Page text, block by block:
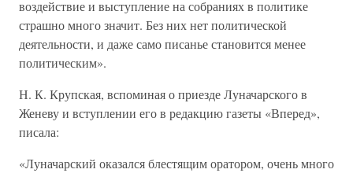
воздействие и выступление на собраниях в политике
страшно много значит. Без них нет политической
деятельности, и даже само писанье становится менее
политическим».
Н. К. Крупская, вспоминая о приезде Луначарского в
Женеву и вступлении его в редакцию газеты «Вперед»,
писала:
«Луначарский оказался блестящим оратором, очень много